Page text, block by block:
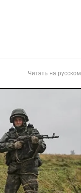
Читать на русском